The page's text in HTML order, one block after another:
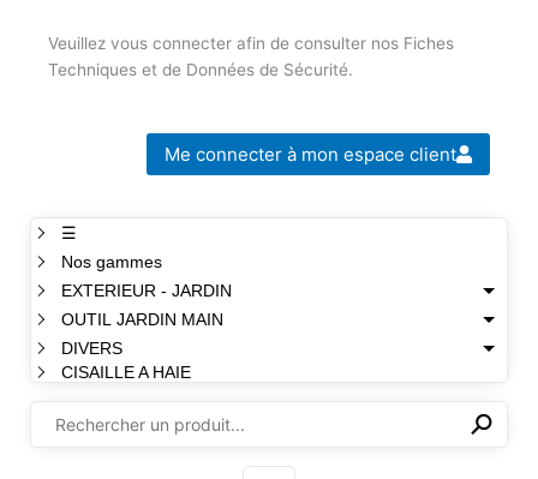
Veuillez vous connecter afin de consulter nos Fiches
Techniques et de Données de Sécurité.
Me connecter à mon espace client
☰
Nos gammes
EXTERIEUR - JARDIN
OUTIL JARDIN MAIN
DIVERS
CISAILLE A HAIE
⚲